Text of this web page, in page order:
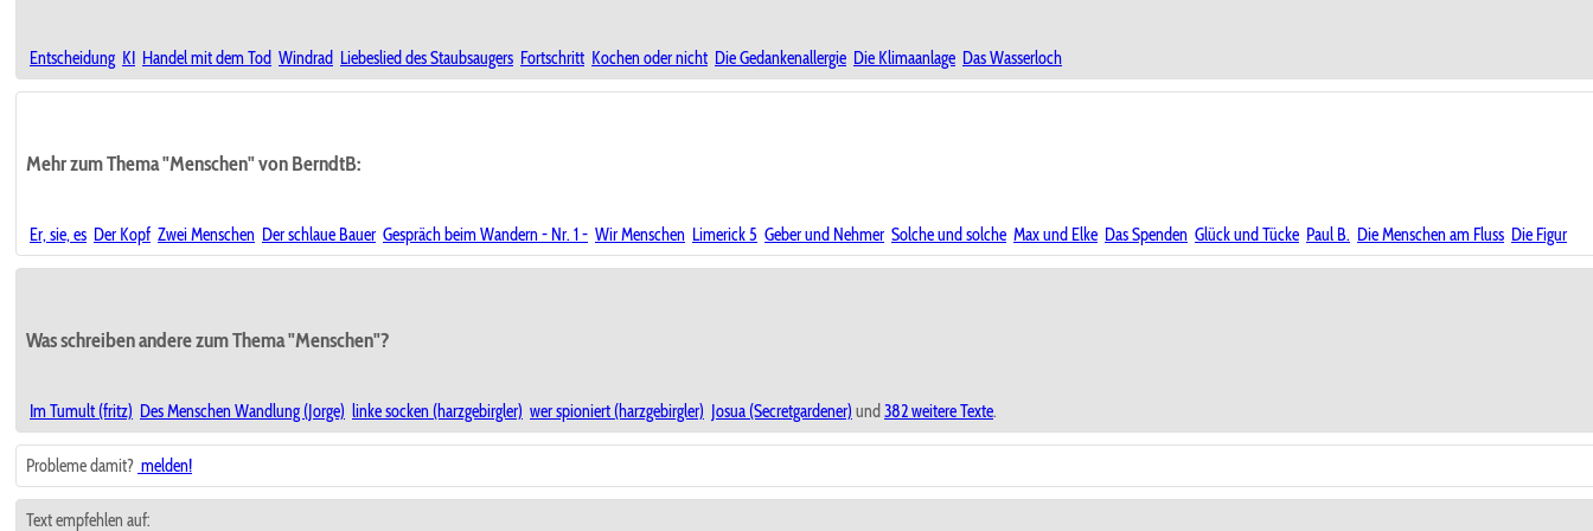
Entscheidung KI Handel mit dem Tod Windrad Liebeslied des Staubsaugers Fortschritt Kochen oder nicht Die Gedankenallergie Die Klimaanlage Das Wasserloch
Mehr zum Thema "Menschen" von BerndtB:
Er, sie, es Der Kopf Zwei Menschen Der schlaue Bauer Gespräch beim Wandern - Nr. 1 - Wir Menschen Limerick 5 Geber und Nehmer Solche und solche Max und Elke Das Spenden Glück und Tücke Paul B. Die Menschen am Fluss Die Figur
Was schreiben andere zum Thema "Menschen"?
Im Tumult (fritz) Des Menschen Wandlung (Jorge) linke socken (harzgebirgler) wer spioniert (harzgebirgler) Josua (Secretgardener) und 382 weitere Texte.
Probleme damit? melden!
Text empfehlen auf: